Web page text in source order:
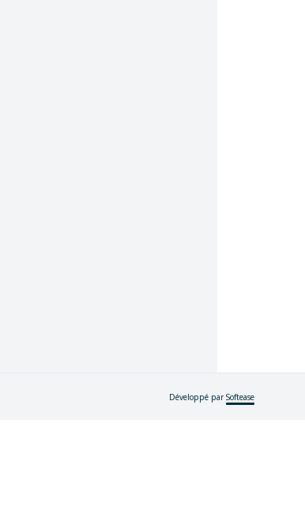
Développé parSoftease